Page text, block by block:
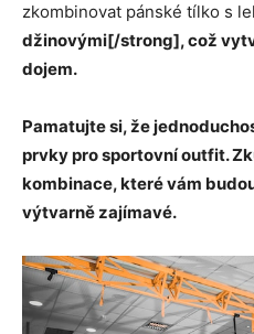
zkombinovat pánské tílko s
džinovými[/strong], což
dojem.
Pamatujte si, že
prvky pro sportovní outfit.
kombinace, které vám
výtvarně zajímavé.